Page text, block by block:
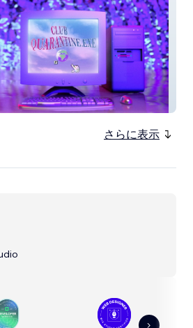
Creative
さらに表示